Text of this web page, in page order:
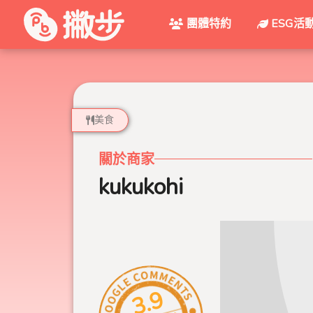
團體特約 ESG活
美食
關於商家
kukukohi
3.9